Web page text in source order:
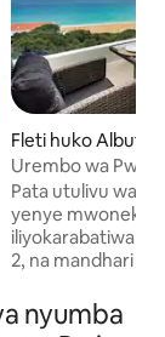
wa 4.93
Fleti huko
s de Água
Urembo wa
Pata utulivu wa
yenye
iliyokarabatiwa
2, na mandhari ya
Bafu hili la 1BR 1
kuingia, mito
nyumba